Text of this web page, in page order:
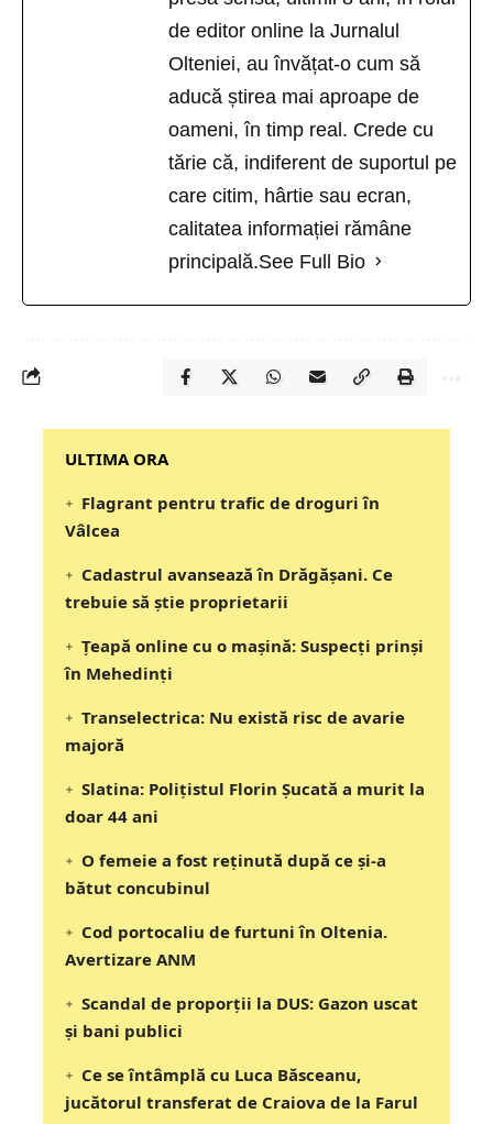
de editor online la Jurnalul
Olteniei, au învățat-o cum să
aducă știrea mai aproape de
oameni, în timp real. Crede cu
tărie că, indiferent de suportul pe
care citim, hârtie sau ecran,
calitatea informației rămâne
principală.See Full Bio
‎‎‎‎‎‎‎ULTIMA ORA
Flagrant pentru trafic de droguri în
Vâlcea
Cadastrul avansează în Drăgășani. Ce
trebuie să știe proprietarii
Țeapă online cu o mașină: Suspecți prinși
în Mehedinți
Transelectrica: Nu există risc de avarie
majoră
Slatina: Poliţistul Florin Şucată a murit la
doar 44 ani
O femeie a fost reținută după ce și-a
bătut concubinul
Cod portocaliu de furtuni în Oltenia.
Avertizare ANM
Scandal de proporții la DUS: Gazon uscat
și bani publici
Ce se întâmplă cu Luca Băsceanu,
jucătorul transferat de Craiova de la Farul